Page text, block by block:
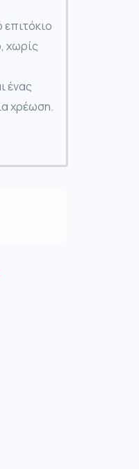
χωρίς
ένας
χρέωση.